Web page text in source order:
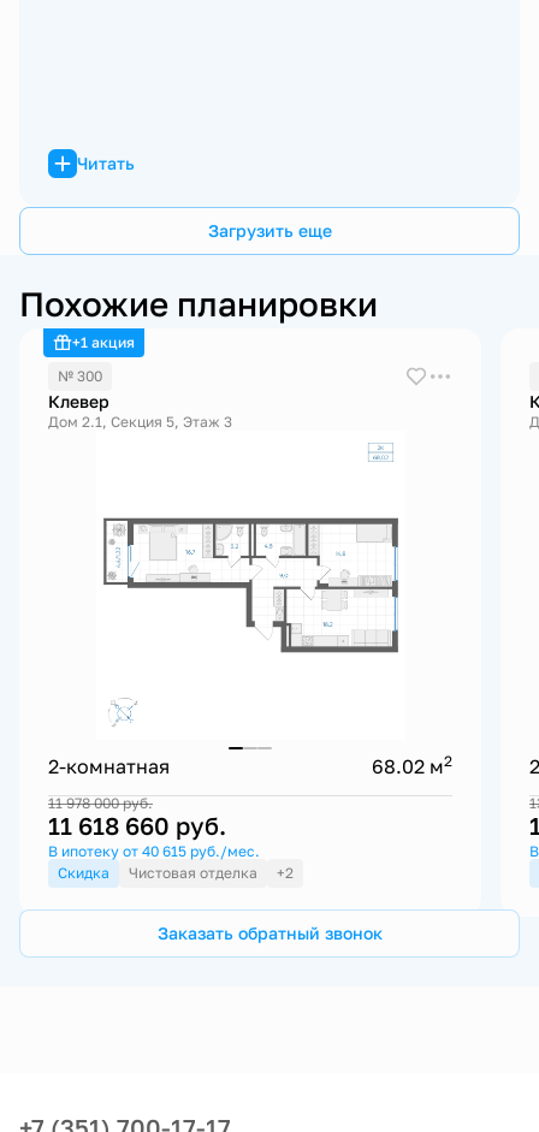
Читать
Загрузить еще
Похожие планировки
+1 акция
№ 300
Клевер
Дом 2.1, Секция 5, Этаж 3
2-комнатная 68.02 м2
11 978 000руб.
11 618 660 руб.
В ипотеку от 40 615 руб./мес.
Скидка
Чистовая отделка +2
Заказать обратный звонок